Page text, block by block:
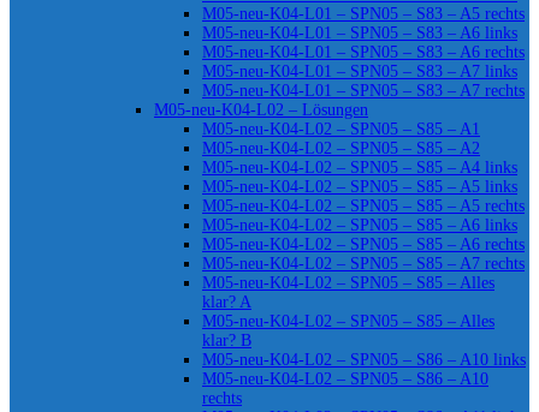
M05-neu-K04-L01 – SPN05 – S83 – A5 rechts
M05-neu-K04-L01 – SPN05 – S83 – A6 links
M05-neu-K04-L01 – SPN05 – S83 – A6 rechts
M05-neu-K04-L01 – SPN05 – S83 – A7 links
M05-neu-K04-L01 – SPN05 – S83 – A7 rechts
M05-neu-K04-L02 – Lösungen
M05-neu-K04-L02 – SPN05 – S85 – A1
M05-neu-K04-L02 – SPN05 – S85 – A2
M05-neu-K04-L02 – SPN05 – S85 – A4 links
M05-neu-K04-L02 – SPN05 – S85 – A5 links
M05-neu-K04-L02 – SPN05 – S85 – A5 rechts
M05-neu-K04-L02 – SPN05 – S85 – A6 links
M05-neu-K04-L02 – SPN05 – S85 – A6 rechts
M05-neu-K04-L02 – SPN05 – S85 – A7 rechts
M05-neu-K04-L02 – SPN05 – S85 – Alles
klar? A
M05-neu-K04-L02 – SPN05 – S85 – Alles
klar? B
M05-neu-K04-L02 – SPN05 – S86 – A10 links
M05-neu-K04-L02 – SPN05 – S86 – A10
rechts